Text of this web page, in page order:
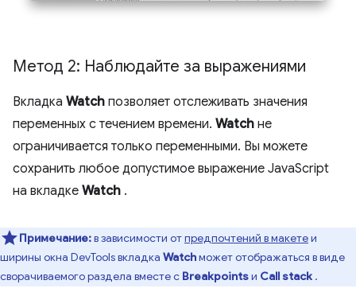
Метод 2: Наблюдайте за выражениями
Вкладка Watch позволяет отслеживать значения
переменных с течением времени. Watch не
ограничивается только переменными. Вы можете
сохранить любое допустимое выражение JavaScript
на вкладке Watch .
Примечание:в зависимости отпредпочтений в макетеи
ширины окна DevTools вкладка Watchможет отображаться в виде
сворачиваемого раздела вместе с Breakpointsи Call stack .